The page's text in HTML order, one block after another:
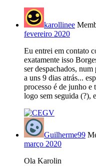
karollinee
fevereiro 2020
Eu entrei em contato
exatamente isso
ser despachados,
a uns 9 dias atrás...
processo é de junho e
logo sem seguida (?),
Guilherme99
março 2020
Ola Karolin